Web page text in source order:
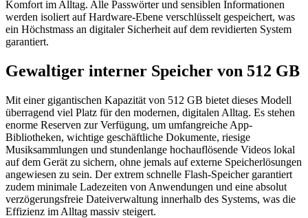
Komfort im Alltag. Alle Passwörter und sensiblen Informationen
werden isoliert auf Hardware-Ebene verschlüsselt gespeichert, was
ein Höchstmass an digitaler Sicherheit auf dem revidierten System
garantiert.
Gewaltiger interner Speicher von 512 GB
Mit einer gigantischen Kapazität von 512 GB bietet dieses Modell
überragend viel Platz für den modernen, digitalen Alltag. Es stehen
enorme Reserven zur Verfügung, um umfangreiche App-
Bibliotheken, wichtige geschäftliche Dokumente, riesige
Musiksammlungen und stundenlange hochauflösende Videos lokal
auf dem Gerät zu sichern, ohne jemals auf externe Speicherlösungen
angewiesen zu sein. Der extrem schnelle Flash-Speicher garantiert
zudem minimale Ladezeiten von Anwendungen und eine absolut
verzögerungsfreie Dateiverwaltung innerhalb des Systems, was die
Effizienz im Alltag massiv steigert.